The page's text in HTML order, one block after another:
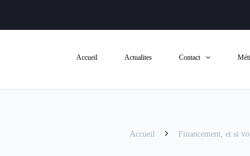
Accueil Actualites Contact
Accueil Financement, et si